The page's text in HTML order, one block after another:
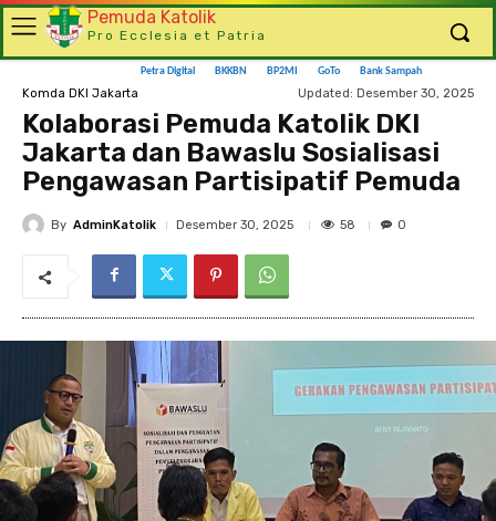
Pemuda Katolik
Pro Ecclesia et Patria
Petra Digital BKKBN BP2MI GoTo Bank Sampah
Komda DKI Jakarta Updated: Desember 30, 2025
Kolaborasi Pemuda Katolik DKI
Jakarta dan Bawaslu Sosialisasi
Pengawasan Partisipatif Pemuda
By AdminKatolik Desember 30, 2025 58 0